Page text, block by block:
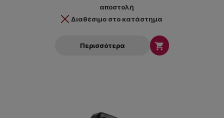
αποστολή
Διαθέσιμο στο κατάστημα
Περισσότερα 